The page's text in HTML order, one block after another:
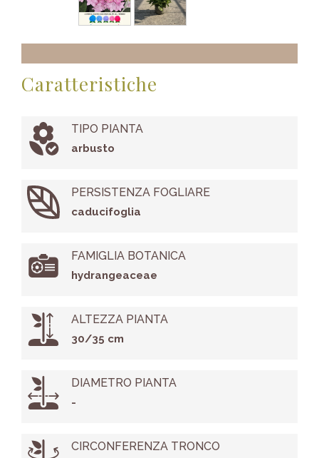
Caratteristiche
TIPO PIANTA
arbusto
PERSISTENZA FOGLIARE
caducifoglia
FAMIGLIA BOTANICA
hydrangeaceae
ALTEZZA PIANTA
30/35 cm
DIAMETRO PIANTA
-
CIRCONFERENZA TRONCO